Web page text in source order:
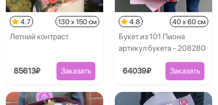
4.7 130 x 150 см
Летний контраст
85613₽ Заказать
4.8 40 x 60 см
Букет из 101 Пиона
артикул букета - 208280
64039₽ Заказать